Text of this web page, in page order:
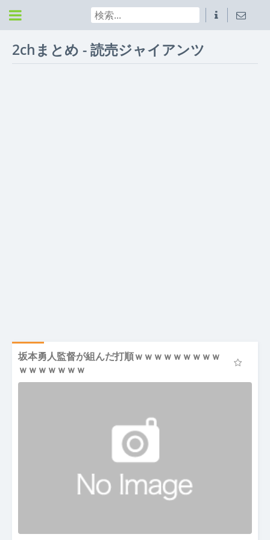
2chまとめ - 読売ジャイアンツ
坂本勇人監督が組んだ打順ｗｗｗｗｗｗｗｗｗ
ｗｗｗｗｗｗｗ